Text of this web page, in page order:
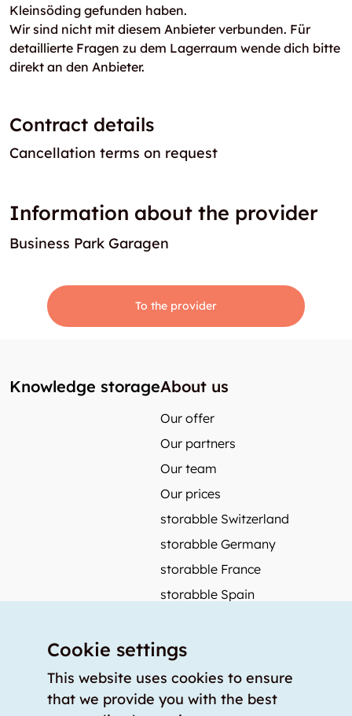
Kleinsöding gefunden haben.
Wir sind nicht mit diesem Anbieter verbunden. Für
detaillierte Fragen zu dem Lagerraum wende dich bitte
direkt an den Anbieter.
Contract details
Cancellation terms on request
Information about the provider
Business Park Garagen
To the provider
Knowledge storageAbout us
Our offer
Our partners
Our team
Our prices
storabble Switzerland
storabble Germany
storabble France
storabble Spain
Press coverage
How to calculate the size of a storage room?
Cookie settings
This website uses cookies to ensure
that we provide you with the best